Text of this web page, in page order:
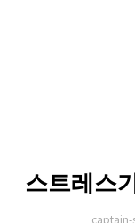
스트레스